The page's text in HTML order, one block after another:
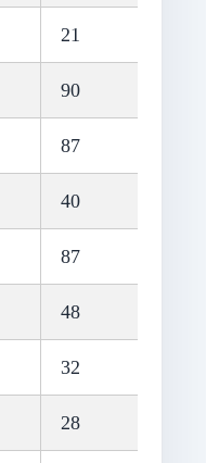
21
90
87
40
87
48
32
28